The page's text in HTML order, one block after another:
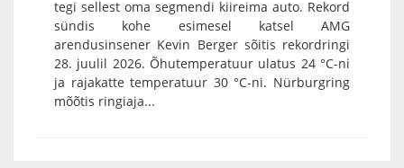
tegi sellest oma segmendi kiireima auto. Rekord
sündis kohe esimesel katsel AMG
arendusinsener Kevin Berger sõitis rekordringi
28. juulil 2026. Õhutemperatuur ulatus 24 °C-ni
ja rajakatte temperatuur 30 °C-ni. Nürburgring
mõõtis ringiaja...